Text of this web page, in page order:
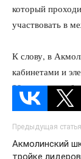
который
участвовать в
К слову, в
кабинетами и
80 кружков
Предыдущая статья
Акмолинский
тройке лидеров